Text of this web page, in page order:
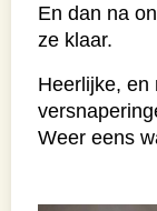
En dan na
ze klaar.
Heerlijke, en
Weer eens